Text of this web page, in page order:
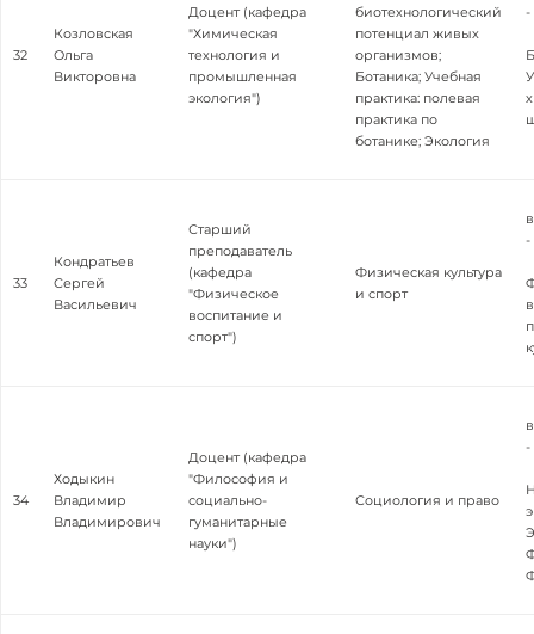
32
Козловская
Ольга
Викторовна
Доцент (кафедра
"Химическая
технология и
промышленная
экология")
биотехнологический
потенциал живых
организмов;
Ботаника; Учебная
практика: полевая
практика по
ботанике; Экология
-
33
Кондратьев
Сергей
Васильевич
Старший
преподаватель
(кафедра
"Физическое
воспитание и
спорт")
Физическая культура
и спорт
-
34
Ходыкин
Владимир
Владимирович
Доцент (кафедра
"Философия и
социально-
гуманитарные
науки")
Социология и право
-